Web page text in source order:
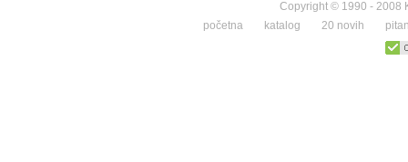
Copyright © 1990 - 2008
početna
katalog 20 novih